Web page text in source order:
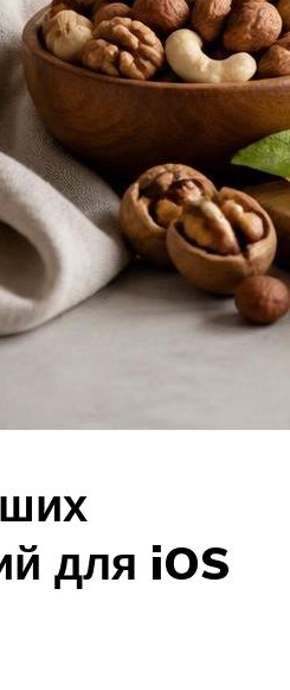
для iOS